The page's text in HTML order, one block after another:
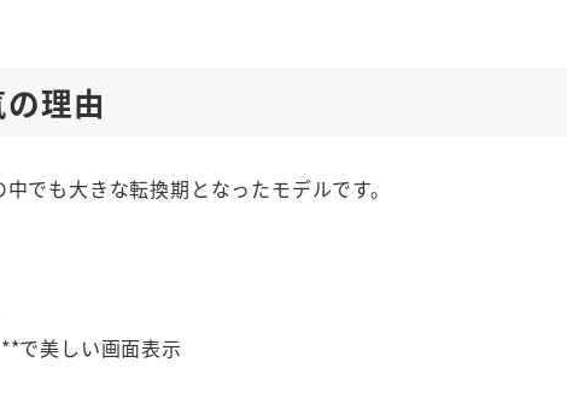
理由
も大きな転換期となったモデルです。
で美しい画面表示